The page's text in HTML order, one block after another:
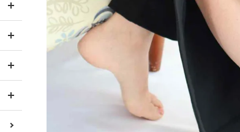
サンダル バッグ
ネコロゴシリーズ 定番ベロア
WACOALコラボ商品